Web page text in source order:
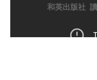
和英出版社